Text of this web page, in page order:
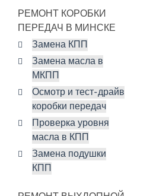
РЕМОНТ КОРОБКИ
ПЕРЕДАЧ В МИНСКЕ
Замена КПП
Замена масла в
МКПП
Осмотр и тест-драйв
коробки передач
Проверка уровня
масла в КПП
Замена подушки
КПП